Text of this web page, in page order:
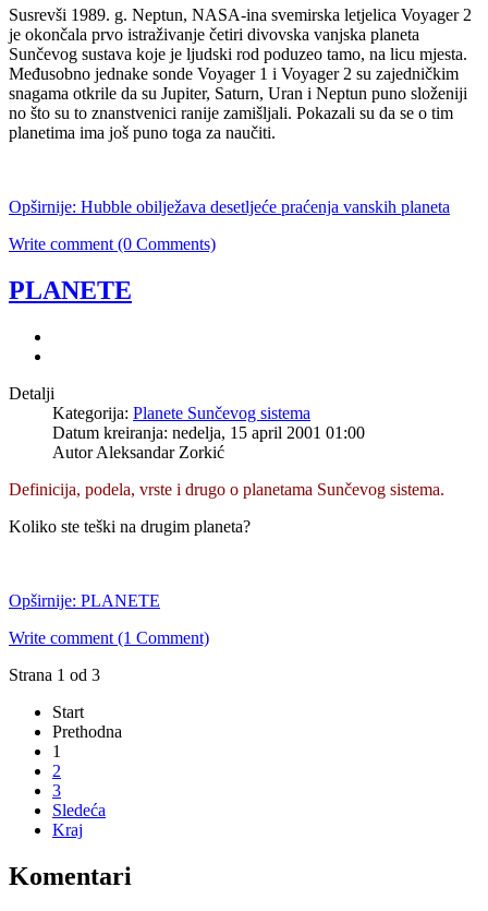
Susrevši 1989. g. Neptun, NASA-ina svemirska letjelica Voyager 2
je okončala prvo istraživanje četiri divovska vanjska planeta
Sunčevog sustava koje je ljudski rod poduzeo tamo, na licu mjesta.
Međusobno jednake sonde Voyager 1 i Voyager 2 su zajedničkim
snagama otkrile da su Jupiter, Saturn, Uran i Neptun puno složeniji
no što su to znanstvenici ranije zamišljali. Pokazali su da se o tim
planetima ima još puno toga za naučiti.
Opširnije: Hubble obilježava desetljeće praćenja vanskih planeta
Write comment (0 Comments)
PLANETE
Detalji
Kategorija: Planete Sunčevog sistema
Datum kreiranja: nedelja, 15 april 2001 01:00
Autor Aleksandar Zorkić
Definicija, podela, vrste i drugo o planetama Sunčevog sistema.
Koliko ste teški na drugim planeta?
Opširnije: PLANETE
Write comment (1 Comment)
Strana 1 od 3
Start
Prethodna
1
2
3
Sledeća
Kraj
Komentari